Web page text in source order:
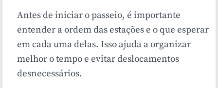
Antes de iniciar o passeio, é importante
entender a ordem das estações e o que esperar
em cada uma delas. Isso ajuda a organizar
melhor o tempo e evitar deslocamentos
desnecessários.